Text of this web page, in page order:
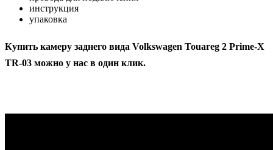
инструкция
упаковка
Купить камеру заднего вида Volkswagen Touareg 2 Prime-X
TR-03 можно у нас в один клик.